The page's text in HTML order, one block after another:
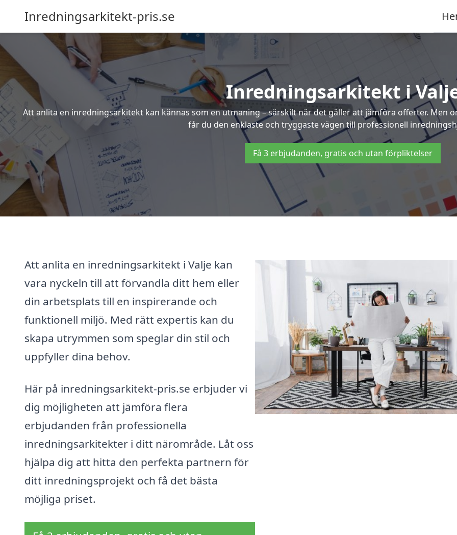
Inredningsarkitekt-pris.se
Inredningsarkitekt i
Att anlita en inredningsarkitekt kan kännas som en utmaning – särskilt när det gäller att jämföra offerter. Men
får du den enklaste och tryggaste vägen till professionell
Få 3 erbjudanden, gratis och utan förpliktelser
Att anlita en inredningsarkitekt i Valje kan
vara nyckeln till att förvandla ditt hem eller
din arbetsplats till en inspirerande och
funktionell miljö. Med rätt expertis kan du
skapa utrymmen som speglar din stil och
uppfyller dina behov.
Här på inredningsarkitekt-pris.se erbjuder vi
dig möjligheten att jämföra flera
erbjudanden från professionella
inredningsarkitekter i ditt närområde. Låt oss
hjälpa dig att hitta den perfekta partnern för
ditt inredningsprojekt och få det bästa
möjliga priset.